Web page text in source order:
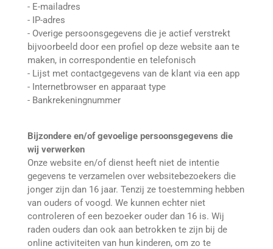
- E-mailadres
- IP-adres
- Overige persoonsgegevens die je actief verstrekt
bijvoorbeeld door een profiel op deze website aan te
maken, in correspondentie en telefonisch
- Lijst met contactgegevens van de klant via een app
- Internetbrowser en apparaat type
- Bankrekeningnummer
Bijzondere en/of gevoelige persoonsgegevens die
wij verwerken
Onze website en/of dienst heeft niet de intentie
gegevens te verzamelen over websitebezoekers die
jonger zijn dan 16 jaar. Tenzij ze toestemming hebben
van ouders of voogd. We kunnen echter niet
controleren of een bezoeker ouder dan 16 is. Wij
raden ouders dan ook aan betrokken te zijn bij de
online activiteiten van hun kinderen, om zo te